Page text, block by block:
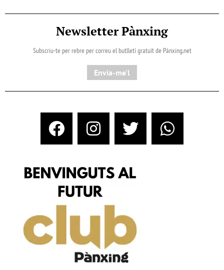
Newsletter Pànxing
Subscriu-te per rebre per correu el butlletí gratuït de Pànxing.net​
Envia-me'l